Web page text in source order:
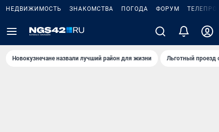
НЕДВИЖИМОСТЬ ЗНАКОМСТВА ПОГОДА ФОРУМ
Новокузнечане назвали лучший район для жизни Льготный проезд